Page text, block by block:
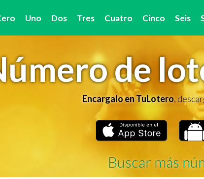
Uno Dos Tres Cuatro Cinco Seis
de
Encargalo en TuLotero,
Buscar más